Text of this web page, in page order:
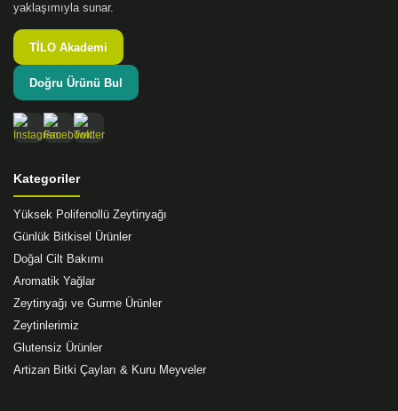
yaklaşımıyla sunar.
TİLO Akademi
Doğru Ürünü Bul
Kategoriler
Yüksek Polifenollü Zeytinyağı
Günlük Bitkisel Ürünler
Doğal Cilt Bakımı
Aromatik Yağlar
Zeytinyağı ve Gurme Ürünler
Zeytinlerimiz
Glutensiz Ürünler
Artizan Bitki Çayları & Kuru Meyveler